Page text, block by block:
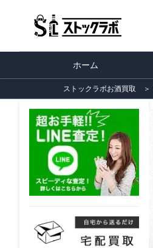
ホーム
ストックラボお酒買取 ＞